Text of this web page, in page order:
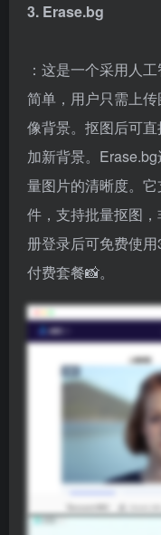
3. Erase.bg
：这是一个采用人
简单，用户只需上
像背景。抠图后可
加新背景。
量图片的清晰度。
件，支持批量抠图
册登录后可免费使
付费套餐📸。